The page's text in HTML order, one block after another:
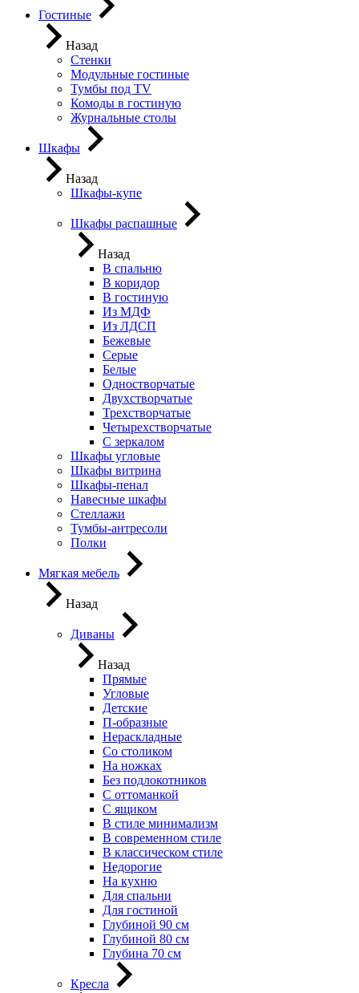
Гостиные
Назад
Стенки
Модульные гостиные
Тумбы под ТV
Комоды в гостиную
Журнальные столы
Шкафы
Назад
Шкафы-купе
Шкафы распашные
Назад
В спальню
В коридор
В гостиную
Из МДФ
Из ЛДСП
Бежевые
Серые
Белые
Одностворчатые
Двухстворчатые
Трехстворчатые
Четырехстворчатые
С зеркалом
Шкафы угловые
Шкафы витрина
Шкафы-пенал
Навесные шкафы
Стеллажи
Тумбы-антресоли
Полки
Мягкая мебель
Назад
Диваны
Назад
Прямые
Угловые
Детские
П-образные
Нераскладные
Со столиком
На ножках
Без подлокотников
С оттоманкой
С ящиком
В стиле минимализм
В современном стиле
В классическом стиле
Недорогие
На кухню
Для спальни
Для гостиной
Глубиной 90 см
Глубиной 80 см
Глубина 70 см
Кресла